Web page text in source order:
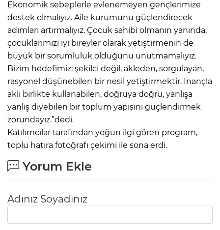
Ekonomik sebeplerle evlenemeyen gençlerimize
destek olmalıyız. Aile kurumunu güçlendirecek
adımları artırmalıyız. Çocuk sahibi olmanın yanında,
çocuklarımızı iyi bireyler olarak yetiştirmenin de
büyük bir sorumluluk olduğunu unutmamalıyız.
Bizim hedefimiz; şekilci değil, akleden, sorgulayan,
rasyonel düşünebilen bir nesil yetiştirmektir. İnançla
aklı birlikte kullanabilen, doğruya doğru, yanlışa
yanlış diyebilen bir toplum yapısını güçlendirmek
zorundayız.”dedi.
Katılımcılar tarafından yoğun ilgi gören program,
toplu hatıra fotoğrafı çekimi ile sona erdi.
Yorum Ekle
Adınız Soyadınız